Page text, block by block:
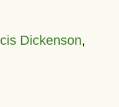
Dickenson,